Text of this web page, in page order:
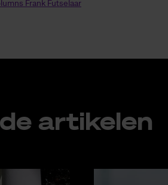
Frank Futselaar
ar­ti­ke­len